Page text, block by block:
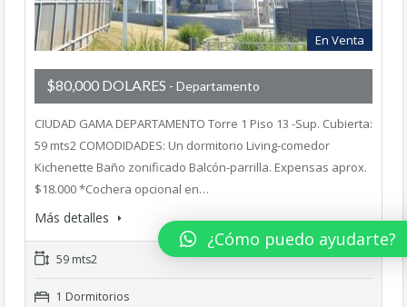
En Venta
$80,000 DOLARES - Departamento
CIUDAD GAMA DEPARTAMENTO Torre 1 Piso 13 -Sup. Cubierta:
59 mts2 COMODIDADES: Un dormitorio Living-comedor
Kichenette Baño zonificado Balcón-parrilla. Expensas aprox.
$18.000 *Cochera opcional en…
Más detalles
59 mts2
1 Dormitorios
¿Cómo puedo ayudarte?